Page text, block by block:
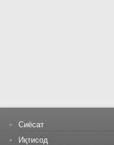
Сиёсат
Иқтисод